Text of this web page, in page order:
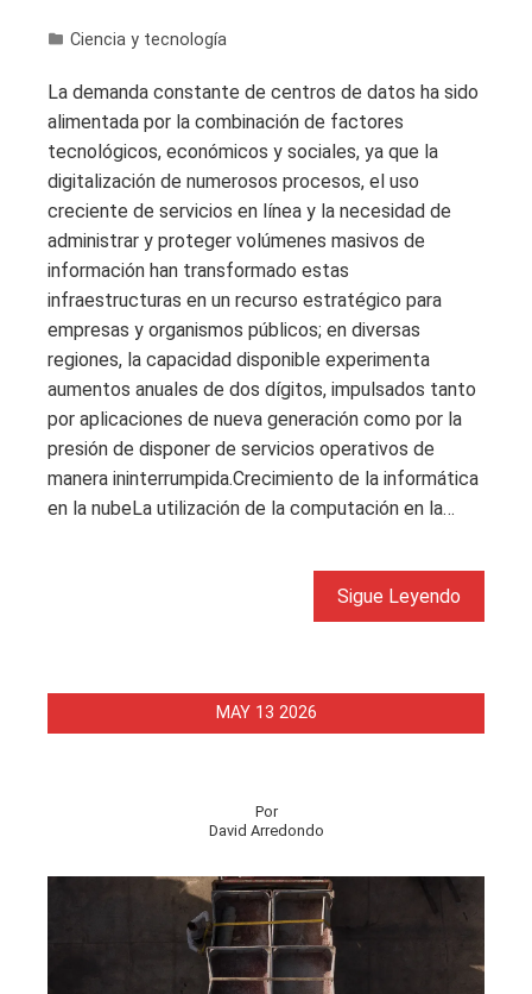
Ciencia y tecnología
La demanda constante de centros de datos ha sido
alimentada por la combinación de factores
tecnológicos, económicos y sociales, ya que la
digitalización de numerosos procesos, el uso
creciente de servicios en línea y la necesidad de
administrar y proteger volúmenes masivos de
información han transformado estas
infraestructuras en un recurso estratégico para
empresas y organismos públicos; en diversas
regiones, la capacidad disponible experimenta
aumentos anuales de dos dígitos, impulsados tanto
por aplicaciones de nueva generación como por la
presión de disponer de servicios operativos de
manera ininterrumpida.Crecimiento de la informática
en la nubeLa utilización de la computación en la…
Sigue Leyendo
MAY 13 2026
Por
David Arredondo